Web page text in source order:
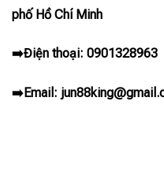
phố Hồ Chí Minh
➡️Điện thoại: 0901328963
➡️Email: